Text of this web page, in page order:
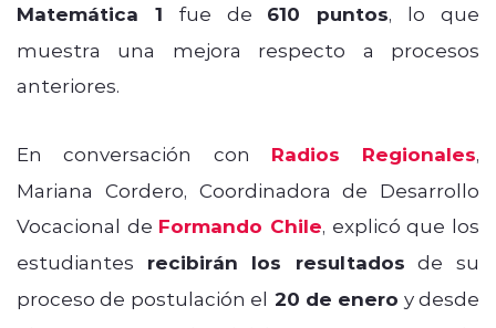
Matemática 1 fue de 610 puntos, lo que
muestra una mejora respecto a procesos
anteriores.
En conversación con Radios Regionales,
Mariana Cordero, Coordinadora de Desarrollo
Vocacional de Formando Chile, explicó que los
estudiantes recibirán los resultados de su
proceso de postulación el 20 de enero y desde